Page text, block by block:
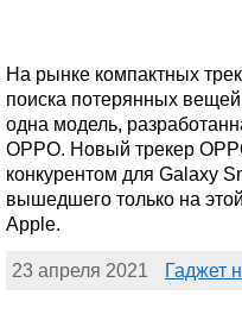
На рынке компактных
поиска потерянных
одна модель,
OPPO. Новый трекер
конкурентом для Galaxy
вышедшего только на
Apple.
23 апреля 2021 Гаджет